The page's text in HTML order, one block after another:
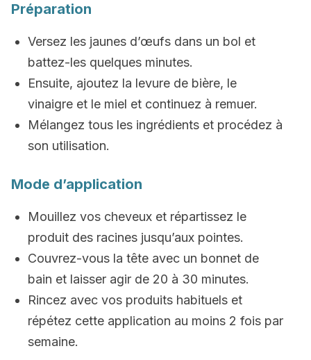
Préparation
Versez les jaunes d’œufs dans un bol et
battez-les quelques minutes.
Ensuite, ajoutez la levure de bière, le
vinaigre et le miel et continuez à remuer.
Mélangez tous les ingrédients et procédez à
son utilisation.
Mode d’application
Mouillez vos cheveux et répartissez le
produit des racines jusqu’aux pointes.
Couvrez-vous la tête avec un bonnet de
bain et laisser agir de 20 à 30 minutes.
Rincez avec vos produits habituels et
répétez cette application au moins 2 fois par
semaine.